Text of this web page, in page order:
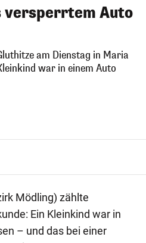
versperrtem Auto
am Dienstag in Maria
war in einem Auto
Mödling) zählte
Ein Kleinkind war in
– und das bei einer